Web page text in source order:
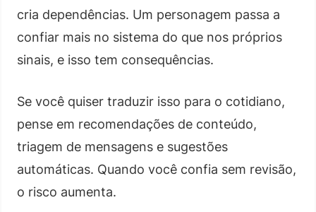
cria dependências. Um personagem passa a
confiar mais no sistema do que nos próprios
sinais, e isso tem consequências.
Se você quiser traduzir isso para o cotidiano,
pense em recomendações de conteúdo,
triagem de mensagens e sugestões
automáticas. Quando você confia sem revisão,
o risco aumenta.